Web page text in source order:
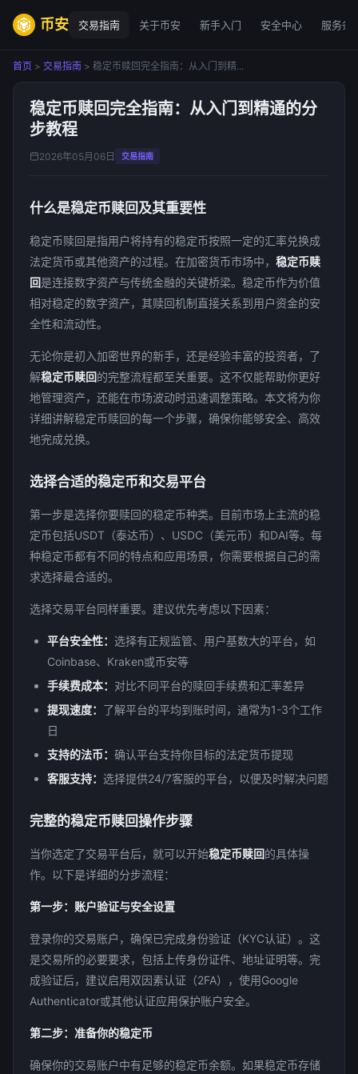
币安 交易指南 关于币安 新手入门 安全中心 服务条
首页 > 交易指南 > 稳定币赎回完全指南：从入门到精...
稳定币赎回完全指南：从入门到精通的分
步教程
2026年05月06日 交易指南
什么是稳定币赎回及其重要性
稳定币赎回是指用户将持有的稳定币按照一定的汇率兑换成
法定货币或其他资产的过程。在加密货币市场中， 稳定币赎
回是连接数字资产与传统金融的关键桥梁。稳定币作为价值
相对稳定的数字资产，其赎回机制直接关系到用户资金的安
全性和流动性。
无论你是初入加密世界的新手，还是经验丰富的投资者，了
解稳定币赎回的完整流程都至关重要。这不仅能帮助你更好
地管理资产，还能在市场波动时迅速调整策略。本文将为你
详细讲解稳定币赎回的每一个步骤，确保你能够安全、高效
地完成兑换。
选择合适的稳定币和交易平台
第一步是选择你要赎回的稳定币种类。目前市场上主流的稳
定币包括USDT（泰达币）、USDC（美元币）和DAI等。每
种稳定币都有不同的特点和应用场景，你需要根据自己的需
求选择最合适的。
选择交易平台同样重要。建议优先考虑以下因素：
平台安全性： 选择有正规监管、用户基数大的平台，如
Coinbase、Kraken或币安等
手续费成本： 对比不同平台的赎回手续费和汇率差异
提现速度： 了解平台的平均到账时间，通常为1-3个工作
日
支持的法币： 确认平台支持你目标的法定货币提现
客服支持： 选择提供24/7客服的平台，以便及时解决问题
完整的稳定币赎回操作步骤
当你选定了交易平台后，就可以开始稳定币赎回的具体操
作。以下是详细的分步流程：
第一步：账户验证与安全设置
登录你的交易账户，确保已完成身份验证（KYC认证）。这
是交易所的必要要求，包括上传身份证件、地址证明等。完
成验证后，建议启用双因素认证（2FA），使用Google
Authenticator或其他认证应用保护账户安全。
第二步：准备你的稳定币
确保你的交易账户中有足够的稳定币余额。如果稳定币存储